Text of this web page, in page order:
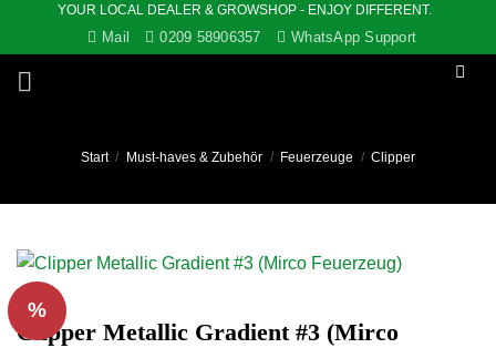
springen
YOUR LOCAL DEALER & GROWSHOP - ENJOY DIFFERENT.
Mail 0209 58906357 WhatsApp Support
Start / Must-haves & Zubehör / Feuerzeuge / Clipper
%
Clipper Metallic Gradient #3 (Mirco